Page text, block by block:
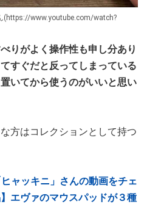
(https://www.youtube.com/watch?
りがよく操作性も申し分あり
すぐだと反ってしまっている
いてから使うのがいいと思い
方はコレクションとして持つ
ャッキニ」さんの動画をチェ
エヴァのマウスパッドが３種